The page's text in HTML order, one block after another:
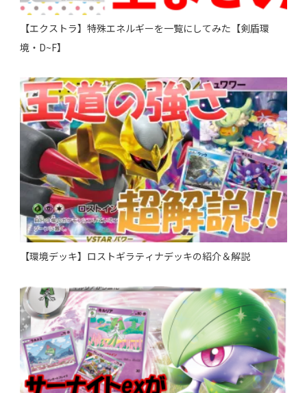
【エクストラ】特殊エネルギーを一覧にしてみた【剣盾環
境・D~F】
【環境デッキ】ロストギラティナデッキの紹介＆解説